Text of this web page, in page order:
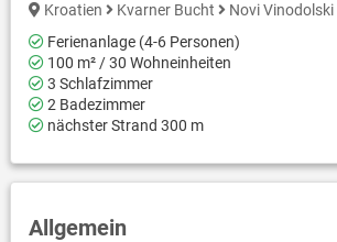
Kroatien Kvarner Bucht
Novi Vinodolski
Ferienanlage (4-6 Personen)
100 m² / 30 Wohneinheiten
3 Schlafzimmer
2 Badezimmer
nächster Strand 300 m
Allgemein